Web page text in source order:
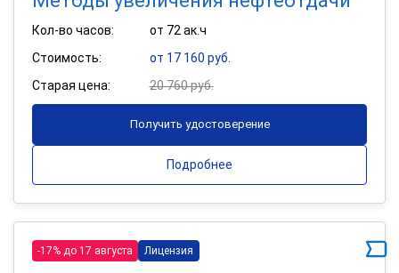
Кол-во часов:
от 72 ак.ч
Стоимость:
от 17 160 руб.
Старая цена:
20 760 руб.
Получить удостоверение
Подробнее
-17% до 17 августа Лицензия